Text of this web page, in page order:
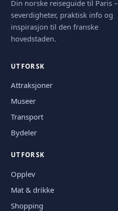
Din norske reiseguide til Paris –
severdigheter, praktisk info og
inspirasjon til den franske
hovedstaden.
UTFORSK
Attraksjoner
Museer
Transport
Bydeler
UTFORSK
Opplev
Mat & drikke
Shopping